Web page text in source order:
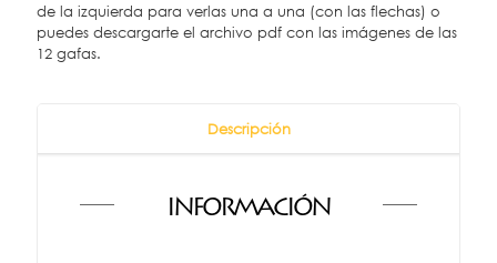
de la izquierda para verlas una a una (con las flechas) o
puedes descargarte el archivo pdf con las imágenes de las
12 gafas.
Descripción
INFORMACIÓN